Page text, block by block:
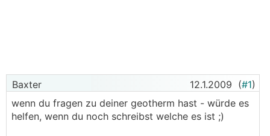
Baxter 12.1.2009 (#1)
wenn du fragen zu deiner geotherm hast - würde es
helfen, wenn du noch schreibst welche es ist ;)